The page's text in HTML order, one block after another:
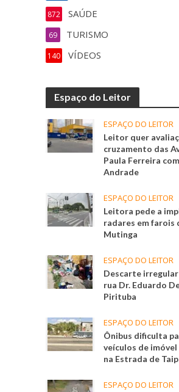
SAÚDE
872
TURISMO
69
VÍDEOS
140
Espaço do Leitor
ESPAÇO DO LEITOR
Leitor quer
cruzamento das
Paula Ferreira
Andrade
ESPAÇO DO LEITOR
Leitora pede a
radares em farois
Mutinga
ESPAÇO DO LEITOR
Descarte
rua Dr. Eduardo
Pirituba
ESPAÇO DO LEITOR
Ônibus dificulta
veículos de
na Estrada de
ESPAÇO DO LEITOR